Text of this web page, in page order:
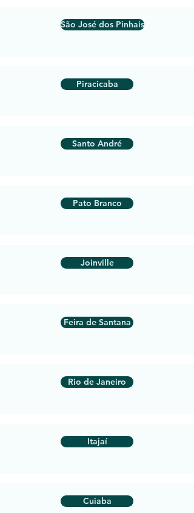
São José dos Pinhais
Piracicaba
Santo André
Pato Branco
Joinville
Feira de Santana
Rio de Janeiro
Itajaí
Cuiaba